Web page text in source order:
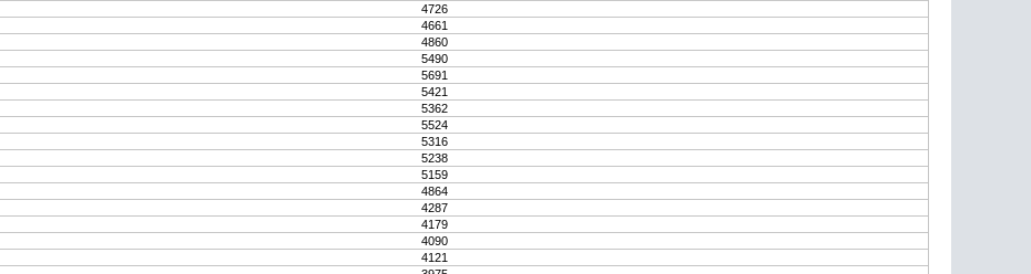
4726
4661
4860
5490
5691
5421
5362
5524
5316
5238
5159
4864
4287
4179
4090
4121